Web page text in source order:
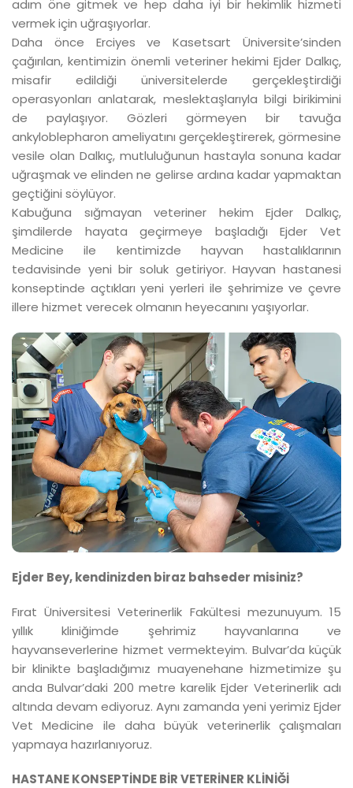
adım öne gitmek ve hep daha iyi bir hekimlik hizmeti
vermek için uğraşıyorlar.
Daha önce Erciyes ve Kasetsart Üniversite’sinden
çağırılan, kentimizin önemli veteriner hekimi Ejder Dalkıç,
misafir edildiği üniversitelerde gerçekleştirdiği
operasyonları anlatarak, meslektaşlarıyla bilgi birikimini
de paylaşıyor. Gözleri görmeyen bir tavuğa
ankyloblepharon ameliyatını gerçekleştirerek, görmesine
vesile olan Dalkıç, mutluluğunun hastayla sonuna kadar
uğraşmak ve elinden ne gelirse ardına kadar yapmaktan
geçtiğini söylüyor.
Kabuğuna sığmayan veteriner hekim Ejder Dalkıç,
şimdilerde hayata geçirmeye başladığı Ejder Vet
Medicine ile kentimizde hayvan hastalıklarının
tedavisinde yeni bir soluk getiriyor. Hayvan hastanesi
konseptinde açtıkları yeni yerleri ile şehrimize ve çevre
illere hizmet verecek olmanın heyecanını yaşıyorlar.
Ejder Bey, kendinizden biraz bahseder misiniz?
Fırat Üniversitesi Veterinerlik Fakültesi mezunuyum. 15
yıllık kliniğimde şehrimiz hayvanlarına ve
hayvanseverlerine hizmet vermekteyim. Bulvar’da küçük
bir klinikte başladığımız muayenehane hizmetimize şu
anda Bulvar’daki 200 metre karelik Ejder Veterinerlik adı
altında devam ediyoruz. Aynı zamanda yeni yerimiz Ejder
Vet Medicine ile daha büyük veterinerlik çalışmaları
yapmaya hazırlanıyoruz.
HASTANE KONSEPTİNDE BİR VETERİNER KLİNİĞİ